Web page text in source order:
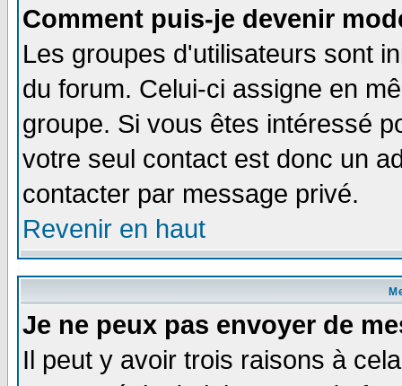
Comment puis-je devenir
Les groupes d'utilisateurs sont
du forum. Celui-ci assigne en
groupe. Si vous êtes intéressé
votre seul contact est donc un
contacter par message privé.
Revenir en haut
Je ne peux pas envoyer de
Il peut y avoir trois raisons à